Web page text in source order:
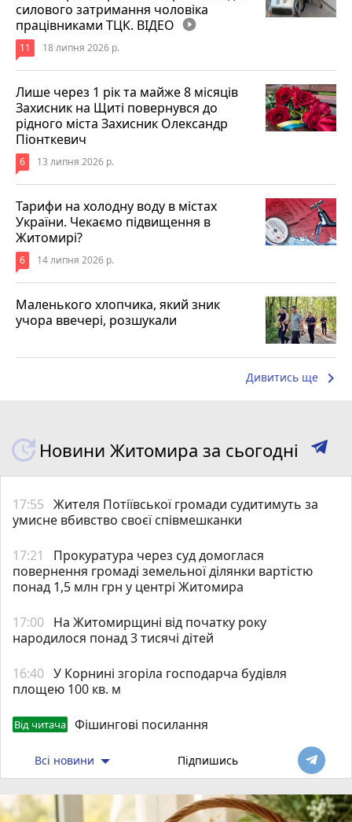
силового затримання чоловіка
працівниками ТЦК. ВІДЕО play_circle_filled
11 18 липня 2026 р.
Лише через 1 рік та майже 8 місяців
Захисник на Щиті повернувся до
рідного міста Захисник Олександр
Піонткевич
6 13 липня 2026 р.
Тарифи на холодну воду в містах
України. Чекаємо підвищення в
Житомирі?
6 14 липня 2026 р.
Маленького хлопчика, який зник
учора ввечері, розшукали
Дивитись ще keyboard_arrow_right
Новини Житомира за сьогодні
17:55 Жителя Потіївської громади судитимуть за
умисне вбивство своєї співмешканки
17:21
Прокуратура через суд домоглася
повернення громаді земельної ділянки вартістю
понад 1,5 млн грн у центрі Житомира
17:00 На Житомирщині від початку року
народилося понад 3 тисячі дітей
16:40 У Корнині згоріла господарча будівля
площею 100 кв. м
Від читача Фішингові посилання
Всі новини Підпишись